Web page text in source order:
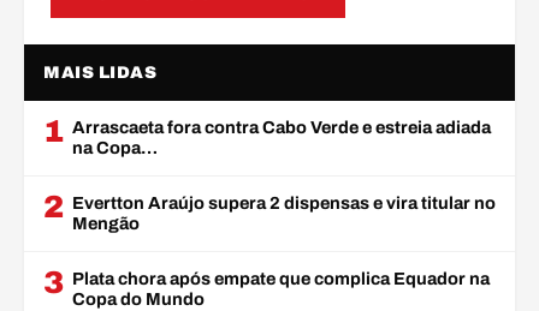
MAIS LIDAS
1 Arrascaeta fora contra Cabo Verde e estreia adiada
na Copa…
2 Evertton Araújo supera 2 dispensas e vira titular no
Mengão
3 Plata chora após empate que complica Equador na
Copa do Mundo